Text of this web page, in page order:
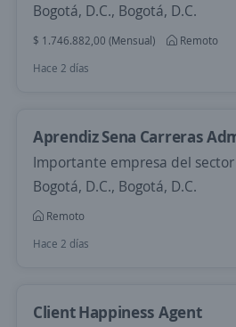
Bogotá, D.C., Bogotá, D.C.
$ 1.746.882,00 (Mensual)
Remoto
Hace 2 días
Aprendiz Sena Carreras
Importante empresa del sector
Bogotá, D.C., Bogotá, D.C.
Remoto
Hace 2 días
Client Happiness Agent